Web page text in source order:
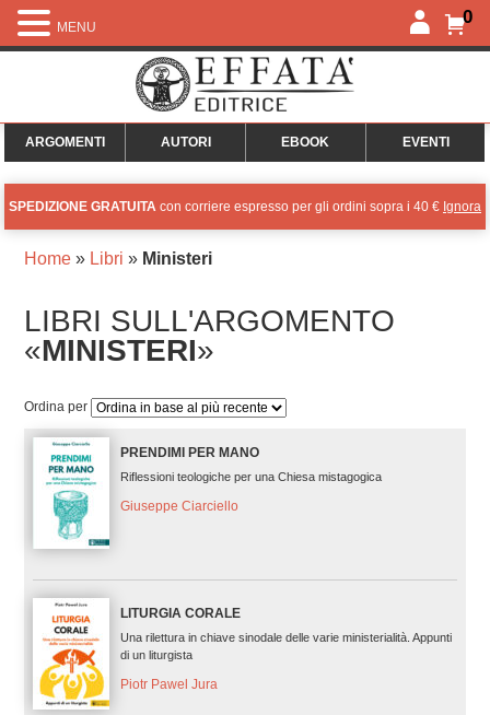
0
ARGOMENTI AUTORI EBOOK EVENTI
SPEDIZIONE GRATUITA con corriere espresso per gli ordini sopra i 40 € Ignora
Home» Libri » Ministeri
LIBRI SULL'ARGOMENTO
«MINISTERI»
Ordina per
PRENDIMI PER MANO
Riflessioni teologiche per una Chiesa mistagogica
Giuseppe Ciarciello
LITURGIA CORALE
Una rilettura in chiave sinodale delle varie ministerialità. Appunti
di un liturgista
Piotr Pawel Jura
MENU